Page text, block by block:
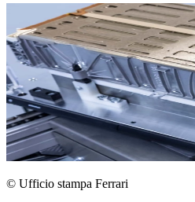
© Ufficio stampa Ferrari